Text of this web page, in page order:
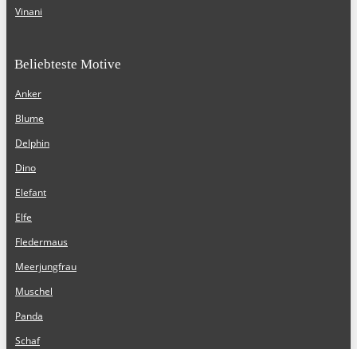
Vinani
Beliebteste Motive
Anker
Blume
Delphin
Dino
Elefant
Elfe
Fledermaus
Meerjungfrau
Muschel
Panda
Schaf